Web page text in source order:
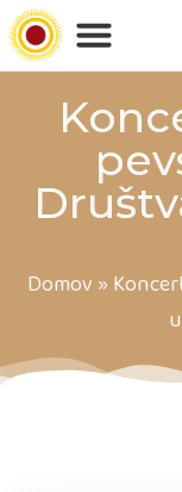
Preskoči
na
vsebino
Domov »